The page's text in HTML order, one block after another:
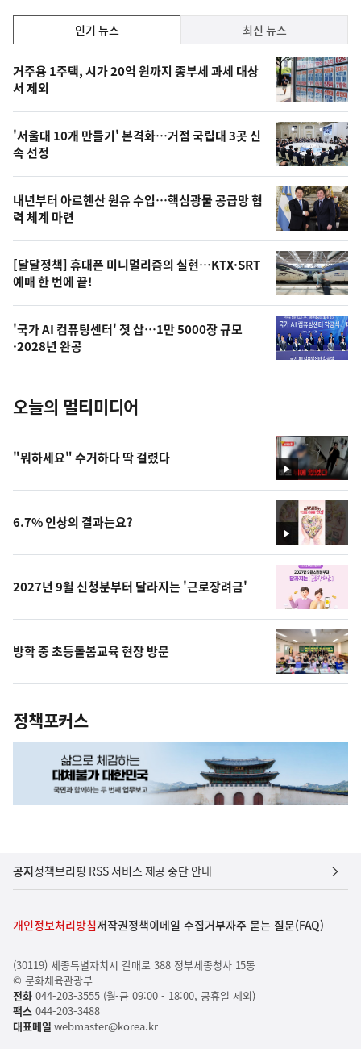
락
기,
최
신,
오
늘
의
영
상
오
늘
의
사
진
인기 뉴스 최신 뉴스
기
뉴
스
거주용 1주택, 시가 20억 원까지 종부세 과세 대상
서 제외
'서울대 10개 만들기' 본격화…거점 국립대 3곳 신
속 선정
내년부터 아르헨산 원유 수입…핵심광물 공급망 협
력 체계 마련
[달달정책] 휴대폰 미니멀리즘의 실현…KTX·SRT
예매 한 번에 끝!
'국가 AI 컴퓨팅센터' 첫 삽…1만 5000장 규모
·2028년 완공
오늘의 멀티미디어
영
상
"뭐하세요" 수거하다 딱 걸렸다
영
상
6.7% 인상의 결과는요?
2027년 9월 신청분부터 달라지는 '근로장려금'
방학 중 초등돌봄교육 현장 방문
정책포커스
공지정책브리핑 RSS 서비스 제공 중단 안내
개인정보처리방침저작권정책이메일 수집거부자주 묻는 질문(FAQ)
(30119) 세종특별자치시 갈매로 388 정부세종청사 15동
© 문화체육관광부
전화044-203-3555 (월-금 09:00 - 18:00, 공휴일 제외)
팩스044-203-3488
대표메일 webmaster@korea.kr